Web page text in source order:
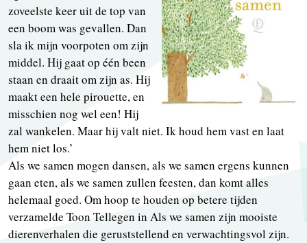
zoveelste keer uit de top van
een boom was gevallen. Dan
sla ik mijn voorpoten om zijn
middel. Hij gaat op één been
staan en draait om zijn as. Hij
maakt een hele pirouette, en
misschien nog wel een! Hij
zal wankelen. Maar hij valt niet. Ik houd hem vast en laat
hem niet los.’
Als we samen mogen dansen, als we samen ergens kunnen
gaan eten, als we samen zullen feesten, dan komt alles
helemaal goed. Om hoop te houden op betere tijden
verzamelde Toon Tellegen in Als we samen zijn mooiste
dierenverhalen die geruststellend en verwachtingsvol zijn.